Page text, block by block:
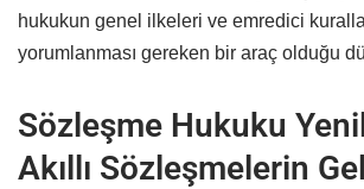
hukukun genel ilkeleri ve emredici
yorumlanması gereken bir araç olduğu
Sözleşme Hukuku
Akıllı Sözleşmelerin